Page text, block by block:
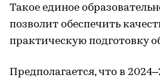
Такое единое
позволит обеспечить
практическую подготовку
Предполагается, что в